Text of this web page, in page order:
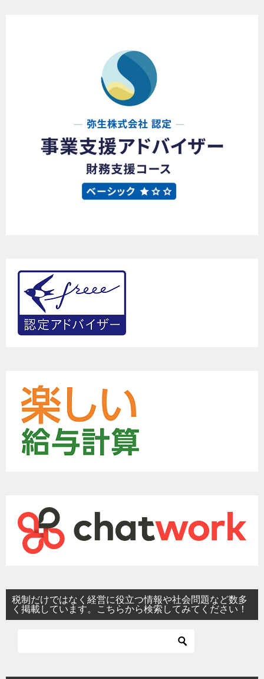
税制だけではなく経営に役立つ情報や社会問題など数多
く掲載しています。こちらから検索してみてください！